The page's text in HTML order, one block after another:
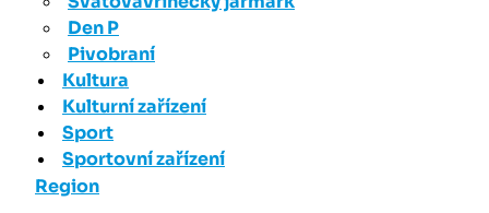
Den P
Pivobraní
Kultura
Kulturní zařízení
Sport
Sportovní zařízení
Region